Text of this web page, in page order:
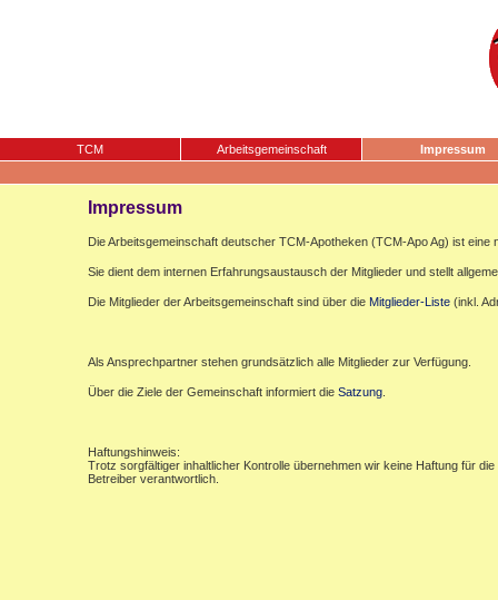
TCM Arbeitsgemeinschaft Impressum
Impressum
Die Arbeitsgemeinschaft deutscher TCM-Apotheken (TCM-Apo Ag) ist eine
Sie dient dem internen Erfahrungsaustausch der Mitglieder und stellt
Die Mitglieder der Arbeitsgemeinschaft sind über die Mitglieder-Liste (inkl.
Als Ansprechpartner stehen grundsätzlich alle Mitglieder zur Verfügung.
Über die Ziele der Gemeinschaft informiert die Satzung
Haftungshinweis:
Trotz sorgfältiger inhaltlicher Kontrolle übernehmen wir keine Haftung für
Betreiber verantwortlich.